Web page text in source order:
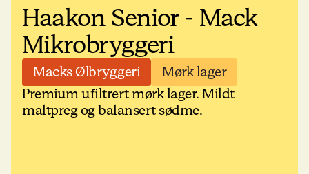
Haakon Senior - Mack
Mikrobryggeri
Macks Ølbryggeri
Mørk lager
Premium ufiltrert mørk lager. Mildt
maltpreg og balansert sødme.